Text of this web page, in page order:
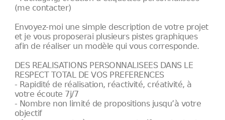
(me contacter)
Envoyez-moi une simple description de votre projet
et je vous proposerai plusieurs pistes graphiques
afin de réaliser un modèle qui vous corresponde.
DES REALISATIONS PERSONNALISEES DANS LE
RESPECT TOTAL DE VOS PREFERENCES
- Rapidité de réalisation, réactivité, créativité, à
votre écoute 7j/7
- Nombre non limité de propositions jusqu’à votre
objectif